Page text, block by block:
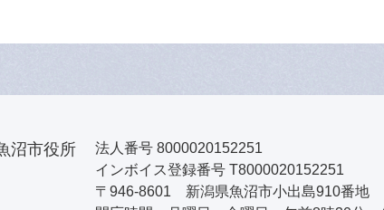
沼市役所
法人番号 8000020152251
インボイス登録番号 T8000020152251
〒946-8601 新潟県魚沼市小出島910番地